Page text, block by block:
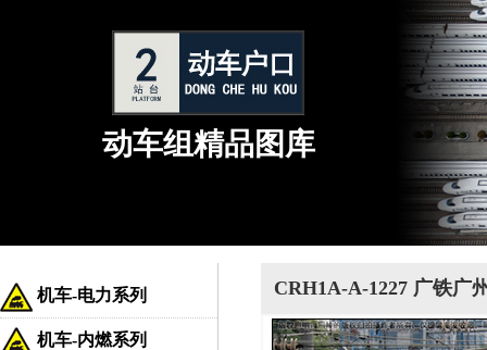
动车组精品图库
机车-电力系列
机车-内燃系列
CRH1A-A-1227 广铁广